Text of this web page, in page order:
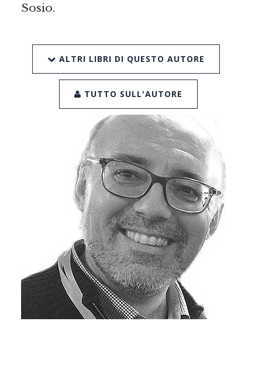
Sosio.
ALTRI LIBRI DI QUESTO AUTORE
TUTTO SULL'AUTORE